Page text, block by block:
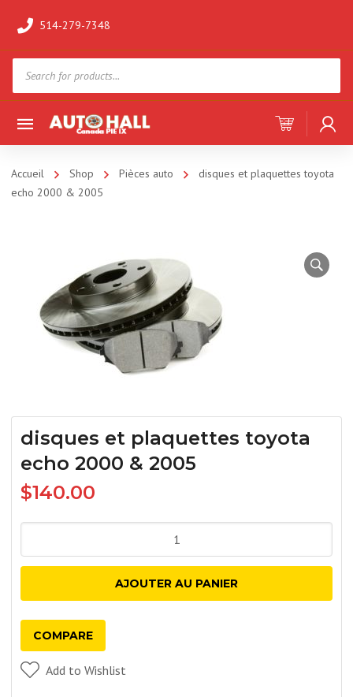
514-279-7348
search
Accueil Shop Pièces auto
disques et plaquettes toyota
echo 2000 & 2005
disques et plaquettes toyota
echo 2000 & 2005
$140.00
de
et
plaquettes
toyota
echo
AJOUTER AU PANIER
COMPARE
Add to Wishlist